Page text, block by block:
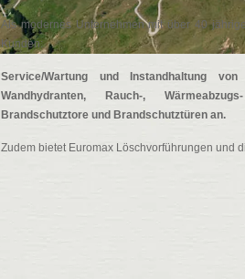
Als modernes Unternehmen mit über 40
Kunden:
Service/Wartung und Instandhaltung
Wandhydranten, Rauch-,
Brandschutztore und Brandschutztüren an.
Zudem bietet Euromax Löschvorführungen und